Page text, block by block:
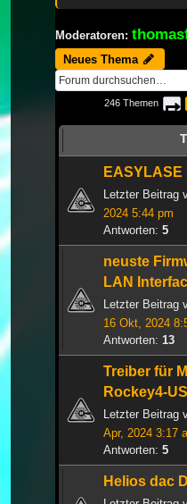
Moderatoren:
Neues Thema
246 Themen
Letzter Beitrag
2024 5:44 pm
Antworten: 5
neuste
LAN
Letzter Beitrag
16 Okt, 2024
Antworten: 13
Treiber für
Rockey4-
Letzter Beitrag
Apr, 2024 3:17
Antworten: 5
Helios dac